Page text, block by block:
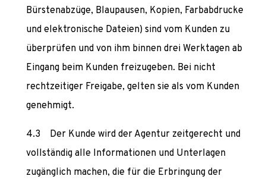
Bürstenabzüge, Blaupausen, Kopien, Farbabdrucke
und elektronische Dateien) sind vom Kunden zu
überprüfen und von ihm binnen drei Werktagen ab
Eingang beim Kunden freizugeben. Bei nicht
rechtzeitiger Freigabe, gelten sie als vom Kunden
genehmigt.
Der Kunde wird der Agentur zeitgerecht und
vollständig alle Informationen und Unterlagen
zugänglich machen, die für die Erbringung der